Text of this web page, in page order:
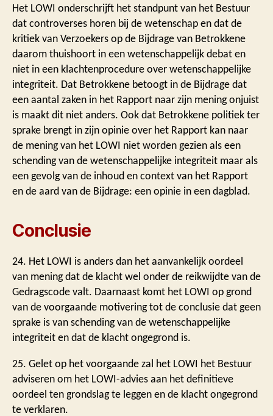
Het LOWI onderschrijft het standpunt van het Bestuur
dat controverses horen bij de wetenschap en dat de
kritiek van Verzoekers op de Bijdrage van Betrokkene
daarom thuishoort in een wetenschappelijk debat en
niet in een klachtenprocedure over wetenschappelijke
integriteit. Dat Betrokkene betoogt in de Bijdrage dat
een aantal zaken in het Rapport naar zijn mening onjuist
is maakt dit niet anders. Ook dat Betrokkene politiek ter
sprake brengt in zijn opinie over het Rapport kan naar
de mening van het LOWI niet worden gezien als een
schending van de wetenschappelijke integriteit maar als
een gevolg van de inhoud en context van het Rapport
en de aard van de Bijdrage: een opinie in een dagblad.
Conclusie
24. Het LOWI is anders dan het aanvankelijk oordeel
van mening dat de klacht wel onder de reikwijdte van de
Gedragscode valt. Daarnaast komt het LOWI op grond
van de voorgaande motivering tot de conclusie dat geen
sprake is van schending van de wetenschappelijke
integriteit en dat de klacht ongegrond is.
25. Gelet op het voorgaande zal het LOWI het Bestuur
adviseren om het LOWI-advies aan het definitieve
oordeel ten grondslag te leggen en de klacht ongegrond
te verklaren.